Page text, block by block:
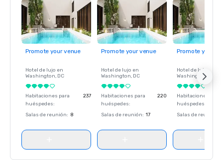
Promote your venue
Hotel de lujo en
Washington, DC
Habitaciones para
huéspedes:
237
Salas de reunión: 8
Promote your venue
Hotel de lujo en
Washington, DC
Habitaciones para
huéspedes:
220
Salas de reunión: 17
Promote your
Hotel de lujo en
Washington
Habitaciones para
huéspedes
Salas de reunión